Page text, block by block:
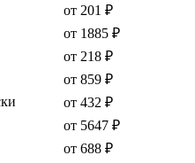
от 201 ₽
от 1885 ₽
от 218 ₽
от 859 ₽
от 432 ₽
от 5647 ₽
от 688 ₽